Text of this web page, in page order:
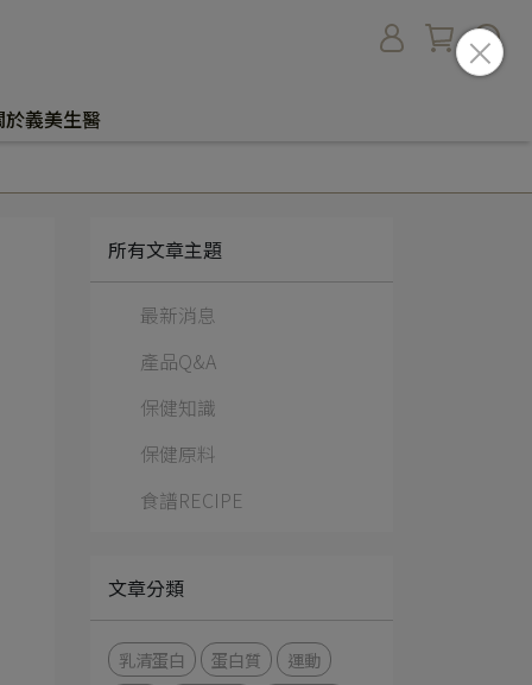
於義美生醫
所有文章主題
最新消息
產品Q&A
保健知識
保健原料
食譜RECIPE
文章分類
乳清蛋白 蛋白質
運動